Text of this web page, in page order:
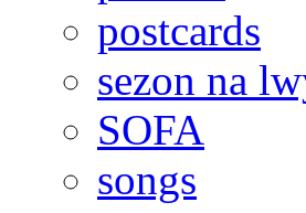
postcards
sezon na
SOFA
songs